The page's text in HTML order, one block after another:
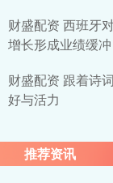
财盛配资 西班牙
增长形成业绩缓冲
财盛配资 跟着诗
好与活力
推荐资讯